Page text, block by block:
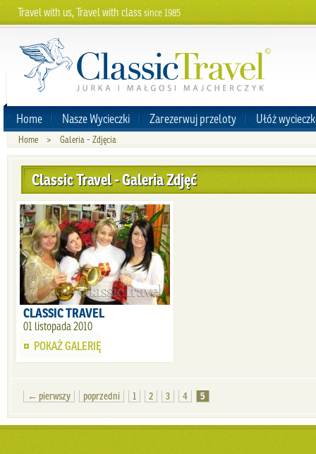
Travel with us, Travel with classsince 1985
Home Nasze Wycieczki Zarezerwuj przeloty Ułóż
Home > Galeria - Zdjęcia
Classic Travel - Galeria Zdjęć
CLASSIC TRAVEL
01 listopada 2010
POKAŻ GALERIĘ
← pierwszy poprzedni 1 2 3 4 5